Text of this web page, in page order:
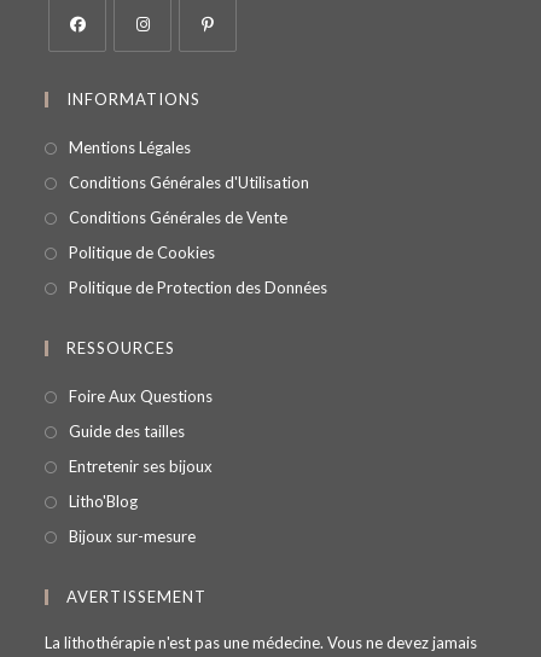
INFORMATIONS
Mentions Légales
Conditions Générales d'Utilisation
Conditions Générales de Vente
Politique de Cookies
Politique de Protection des Données
RESSOURCES
Foire Aux Questions
Guide des tailles
Entretenir ses bijoux
Litho'Blog
Bijoux sur-mesure
AVERTISSEMENT
La lithothérapie n'est pas une médecine. Vous ne devez jamais